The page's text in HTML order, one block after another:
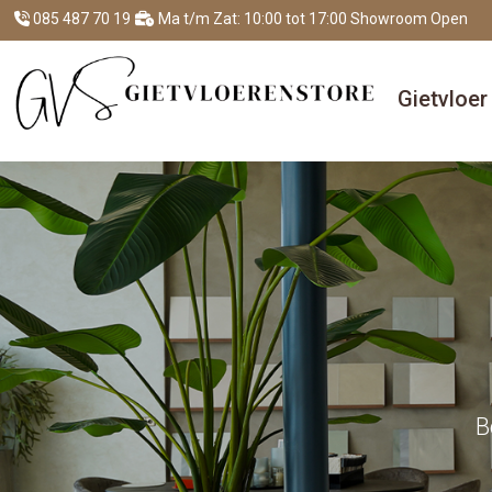
085 487 70 19 Ma t/m Zat: 10:00 tot 17:00 Showroom Open
Gietvloer